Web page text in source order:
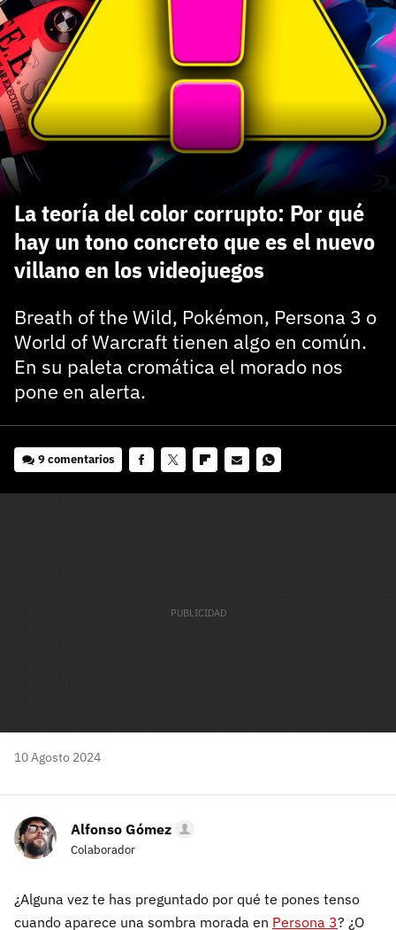
La teoría del color corrupto: Por qué
hay un tono concreto que es el nuevo
villano en los videojuegos
Breath of the Wild, Pokémon, Persona 3 o
World of Warcraft tienen algo en común.
En su paleta cromática el morado nos
pone en alerta.
9 comentarios
10 Agosto 2024
Alfonso Gómez
Colaborador
¿Alguna vez te has preguntado por qué te pones tenso
cuando aparece una sombra morada en Persona 3? ¿O
¿Todavía no tienes cuenta?
Regístrate gratis
El inicio de sesión con Facebook ya no está
disponible, pero puedes seguir usando tu cuenta
de 3DJuegos:
Recupera tu acceso con Facebook
carácter inicial), pero no mayúsculas, espacios, tildes
o caracteres especiales.
He leído y acepto lapolitica de privacidad y
de participación
Registrarse en 3DJuegos
Entra con Google
¿Ya tienes cuenta?
Entra en 3DJuegos